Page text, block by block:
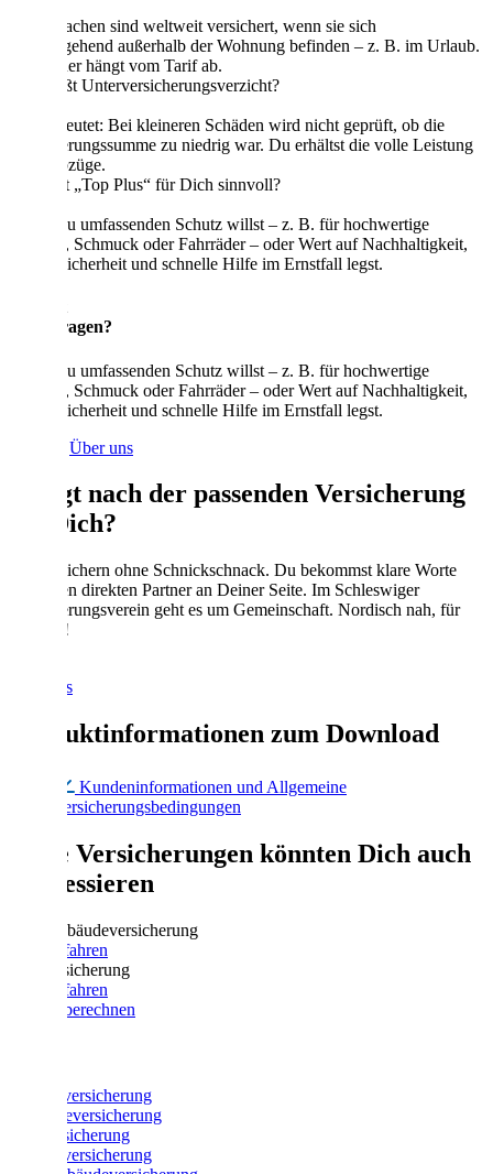
Deine Sachen sind weltweit versichert, wenn sie sich
vorübergehend außerhalb der Wohnung befinden – z. B. im Urlaub.
Die Dauer hängt vom Tarif ab.
Was heißt Unterversicherungsverzicht?
Das bedeutet: Bei kleineren Schäden wird nicht geprüft, ob die
Versicherungssumme zu niedrig war. Du erhältst die volle Leistung
ohne Abzüge.
Wann ist „Top Plus“ für Dich sinnvoll?
Wenn Du umfassenden Schutz willst – z. B. für hochwertige
Technik, Schmuck oder Fahrräder – oder Wert auf Nachhaltigkeit,
Cyber-Sicherheit und schnelle Hilfe im Ernstfall legst.
noch Fragen?
Wenn Du umfassenden Schutz willst – z. B. für hochwertige
Technik, Schmuck oder Fahrräder – oder Wert auf Nachhaltigkeit,
Cyber-Sicherheit und schnelle Hilfe im Ernstfall legst.
Über uns
Klingt nach der passenden Versicherung
für Dich?
Wir versichern ohne Schnickschnack. Du bekommst klare Worte
und einen direkten Partner an Deiner Seite. Im Schleswiger
Versicherungsverein geht es um Gemeinschaft. Nordisch nah, für
Dich da!
Über uns
Produktinformationen zum Download
Kundeninformationen und Allgemeine
Versicherungsbedingungen
Diese Versicherungen könnten Dich auch
interessieren
Wohngebäude­versicherung
Mehr erfahren
Glasversicherung
Mehr erfahren
Beitrag berechnen
Fahrradversicherung
Gewerbeversicherung
Glasversicherung
Hausratversicherung